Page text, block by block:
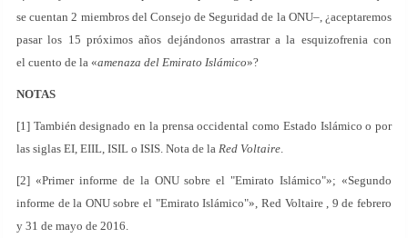
se cuentan 2 miembros del Consejo de Seguridad de la ONU–, ¿aceptaremos
pasar los 15 próximos años dejándonos arrastrar a la esquizofrenia con
el cuento de la «amenaza del Emirato Islámico»?
NOTAS
[1] También designado en la prensa occidental como Estado Islámico o por
las siglas EI, EIIL, ISIL o ISIS. Nota de la Red Voltaire.
[2] «Primer informe de la ONU sobre el "Emirato Islámico"»; «Segundo
informe de la ONU sobre el "Emirato Islámico"», Red Voltaire , 9 de febrero
y 31 de mayo de 2016.